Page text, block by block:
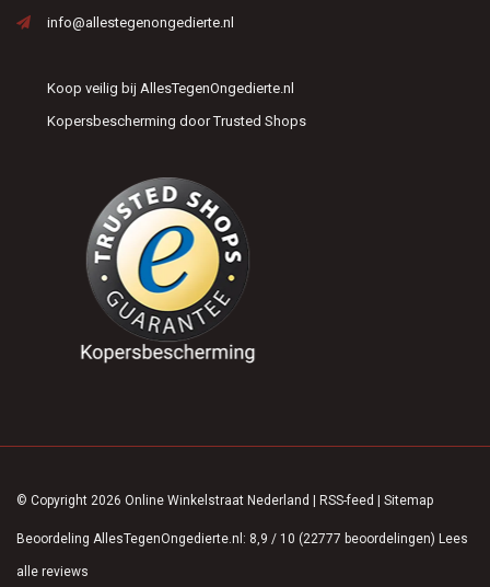
info@allestegenongedierte.nl
Koop veilig bij AllesTegenOngedierte.nl
Kopersbescherming door Trusted Shops
© Copyright 2026 Online Winkelstraat Nederland | RSS-feed | Sitemap
Beoordeling AllesTegenOngedierte.nl : 8,9 / 10 (22777 beoordelingen) Lees
alle reviews